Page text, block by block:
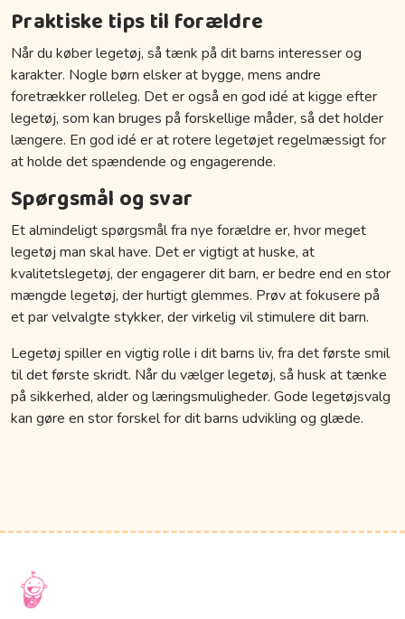
Praktiske tips til forældre
Når du køber legetøj, så tænk på dit barns interesser og
karakter. Nogle børn elsker at bygge, mens andre
foretrækker rolleleg. Det er også en god idé at kigge efter
legetøj, som kan bruges på forskellige måder, så det holder
længere. En god idé er at rotere legetøjet regelmæssigt for
at holde det spændende og engagerende.
Spørgsmål og svar
Et almindeligt spørgsmål fra nye forældre er, hvor meget
legetøj man skal have. Det er vigtigt at huske, at
kvalitetslegetøj, der engagerer dit barn, er bedre end en stor
mængde legetøj, der hurtigt glemmes. Prøv at fokusere på
et par velvalgte stykker, der virkelig vil stimulere dit barn.
Legetøj spiller en vigtig rolle i dit barns liv, fra det første smil
til det første skridt. Når du vælger legetøj, så husk at tænke
på sikkerhed, alder og læringsmuligheder. Gode legetøjsvalg
kan gøre en stor forskel for dit barns udvikling og glæde.